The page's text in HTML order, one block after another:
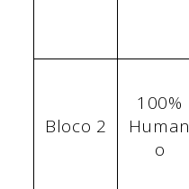
Bloco 2
100%
Human
o